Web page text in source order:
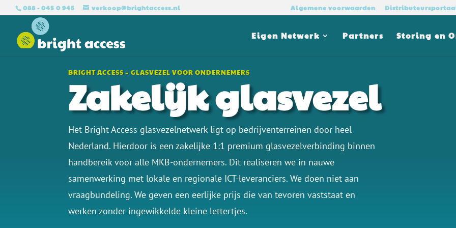
088 - 045 0 945 verkoop@brightaccess.nl Algemene voorwaarden
Eigen Netwerk Partners Storing en
BRIGHT ACCESS – GLASVEZEL VOOR ONDERNEMERS
Zakelijk glasvezel
Het Bright Access glasvezelnetwerk ligt op bedrijventerreinen door heel
Nederland. Hierdoor is een zakelijke 1:1 premium glasvezelverbinding binnen
handbereik voor alle MKB-ondernemers. Dit realiseren we in nauwe
samenwerking met lokale en regionale ICT-leveranciers. We doen niet aan
vraagbundeling. We geven een eerlijke prijs die van tevoren vaststaat en
werken zonder ingewikkelde kleine lettertjes.